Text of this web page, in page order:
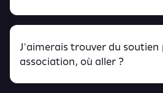
Retrouve toutes ces infos ici.
retrouver ici
J'aimerais trouver du soutien
association, où aller ?